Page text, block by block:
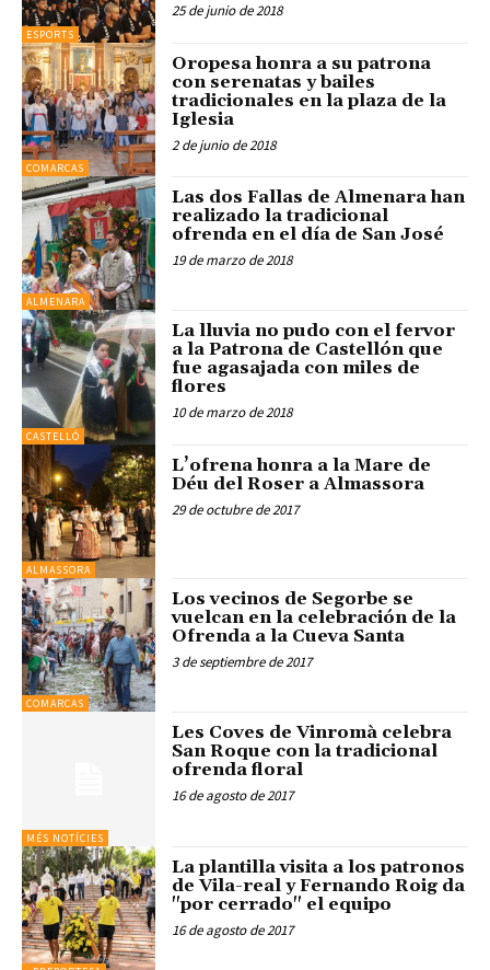
ESPORTS
25 de junio de 2018
COMARCAS
Oropesa honra a su patrona
con serenatas y bailes
tradicionales en la plaza de la
Iglesia
2 de junio de 2018
ALMENARA
Las dos Fallas de Almenara han
realizado la tradicional
ofrenda en el día de San José
19 de marzo de 2018
CASTELLÓ
La lluvia no pudo con el fervor
a la Patrona de Castellón que
fue agasajada con miles de
flores
10 de marzo de 2018
ALMASSORA
L’ofrena honra a la Mare de
Déu del Roser a Almassora
29 de octubre de 2017
COMARCAS
Los vecinos de Segorbe se
vuelcan en la celebración de la
Ofrenda a la Cueva Santa
3 de septiembre de 2017
MÉS NOTÍCIES
Les Coves de Vinromà celebra
San Roque con la tradicional
ofrenda floral
16 de agosto de 2017
La plantilla visita a los patronos
de Vila-real y Fernando Roig da
"por cerrado" el equipo
16 de agosto de 2017